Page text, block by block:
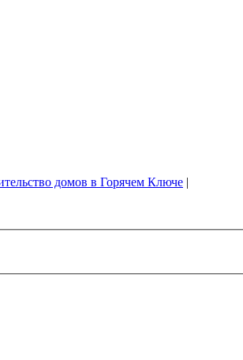
домов в Горячем Ключе |